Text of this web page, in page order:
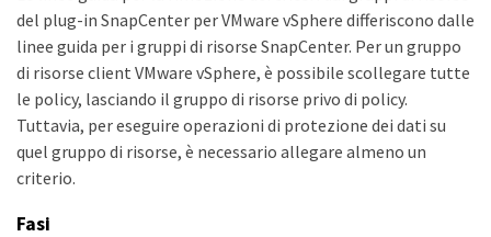
del plug-in SnapCenter per VMware vSphere differiscono dalle
linee guida per i gruppi di risorse SnapCenter. Per un gruppo
di risorse client VMware vSphere, è possibile scollegare tutte
le policy, lasciando il gruppo di risorse privo di policy.
Tuttavia, per eseguire operazioni di protezione dei dati su
quel gruppo di risorse, è necessario allegare almeno un
criterio.
Fasi